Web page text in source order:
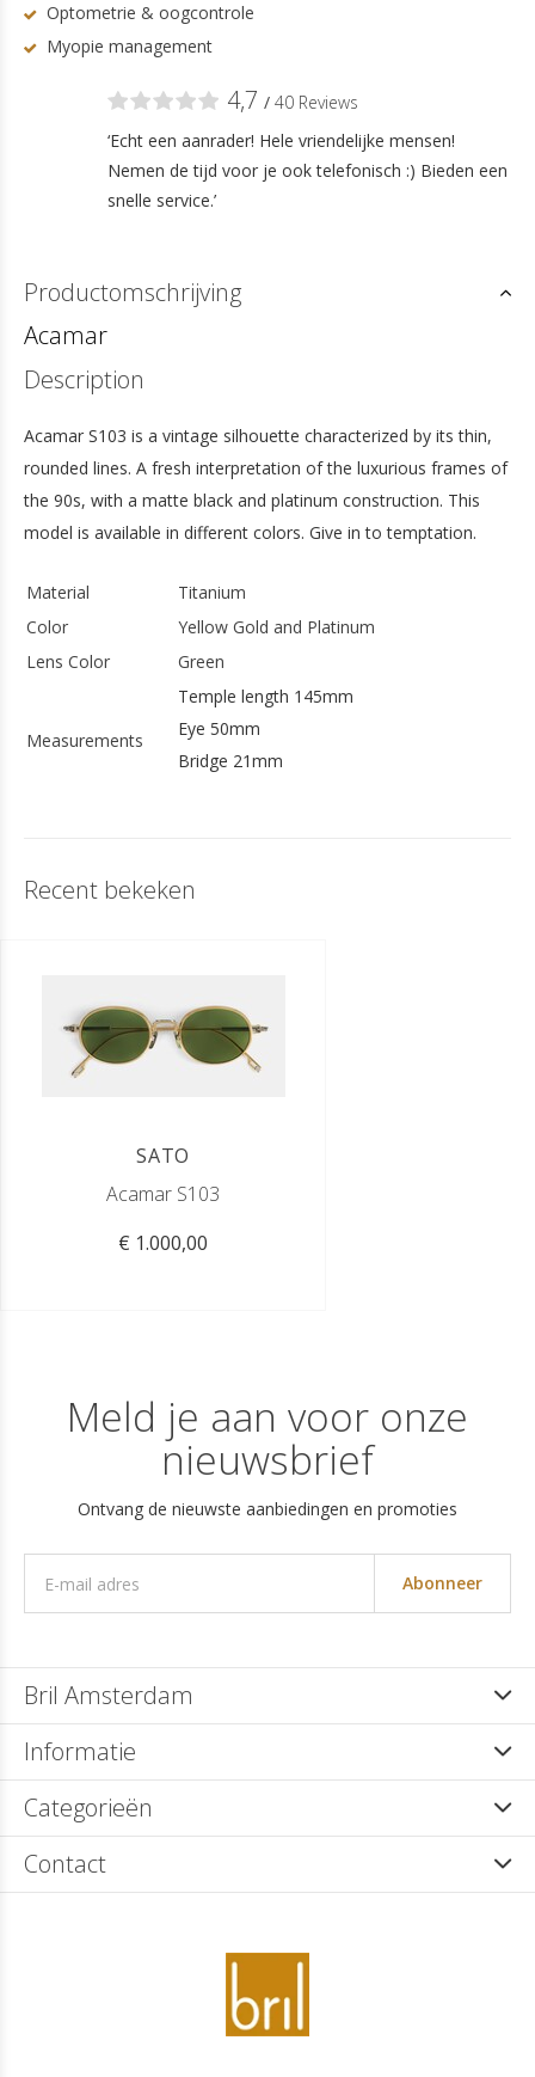
Optometrie & oogcontrole
Myopie management
4,7 / 40 Reviews
‘Echt een aanrader! Hele vriendelijke mensen!
Nemen de tijd voor je ook telefonisch :) Bieden een
snelle service.’
Productomschrijving
Acamar
Description
Acamar S103 is a vintage silhouette characterized by its thin,
rounded lines. A fresh interpretation of the luxurious frames of
the 90s, with a matte black and platinum construction. This
model is available in different colors. Give in to temptation.
Material
Titanium
Color
Yellow Gold and Platinum
Lens Color
Green
Measurements
Temple length 145mm
Eye 50mm
Bridge 21mm
Recent bekeken
SATO
Acamar S103
€ 1.000,00
Meld je aan voor onze
nieuwsbrief
Ontvang de nieuwste aanbiedingen en promoties
Abonneer
Bril Amsterdam
Informatie
Categorieën
Contact